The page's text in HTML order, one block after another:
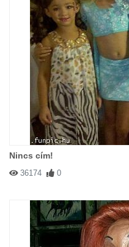
Nincs cím!
36174 0